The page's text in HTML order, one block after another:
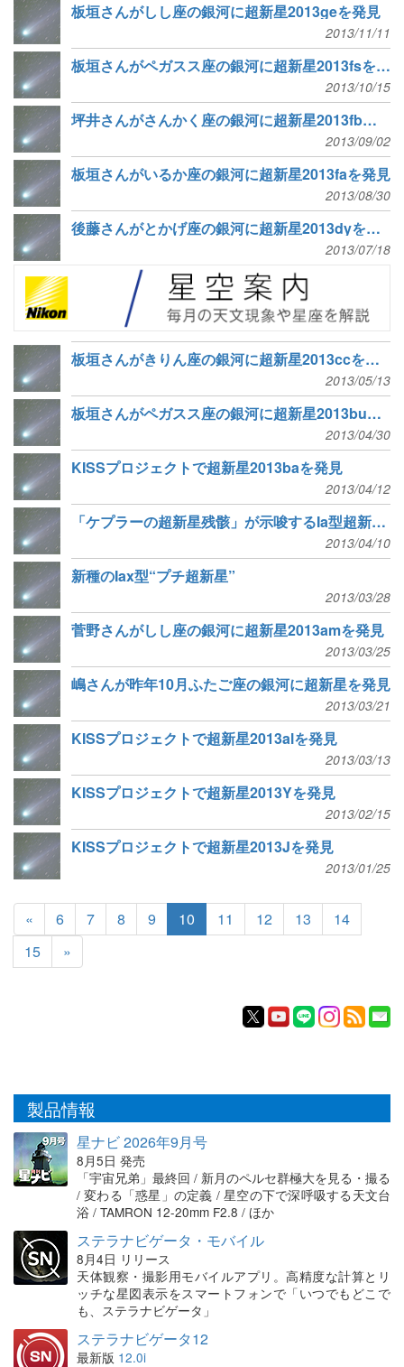
板垣さんがしし座の銀河に超新星2013geを発見
2013/11/11
板垣さんがペガスス座の銀河に超新星2013fsを発見
2013/10/15
坪井さんがさんかく座の銀河に超新星2013fbを発見
2013/09/02
板垣さんがいるか座の銀河に超新星2013faを発見
2013/08/30
後藤さんがとかげ座の銀河に超新星2013dyを独立発見
2013/07/18
板垣さんがきりん座の銀河に超新星2013ccを発見
2013/05/13
板垣さんがペガスス座の銀河に超新星2013buを発見
2013/04/30
KISSプロジェクトで超新星2013baを発見
2013/04/12
「ケプラーの超新星残骸」が示唆するIa型超新星の多様性
2013/04/10
新種のIax型“プチ超新星”
2013/03/28
菅野さんがしし座の銀河に超新星2013amを発見
2013/03/25
嶋さんが昨年10月ふたご座の銀河に超新星を発見
2013/03/21
KISSプロジェクトで超新星2013alを発見
2013/03/13
KISSプロジェクトで超新星2013Yを発見
2013/02/15
KISSプロジェクトで超新星2013Jを発見
2013/01/25
« 6 7 8 9 10 11 12 13
14
15
»
製品情報
星ナビ 2026年9月号
8月5日 発売
「宇宙兄弟」最終回 / 新月のペルセ群極大を見る・撮る
/ 変わる「惑星」の定義 / 星空の下で深呼吸する天文台
浴 / TAMRON 12-20mm F2.8 / ほか
ステラナビゲータ・モバイル
8月4日 リリース
天体観察・撮影用モバイルアプリ。高精度な計算とリ
ッチな星図表示をスマートフォンで「いつでもどこで
も、ステラナビゲータ」
ステラナビゲータ12
最新版 12.0i